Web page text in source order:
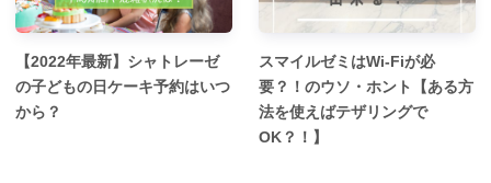
【2022年最新】シャトレーゼ
の子どもの日ケーキ予約はいつ
から？
スマイルゼミはWi-Fiが必
要？！のウソ・ホント【ある方
法を使えばテザリングで
OK？！】